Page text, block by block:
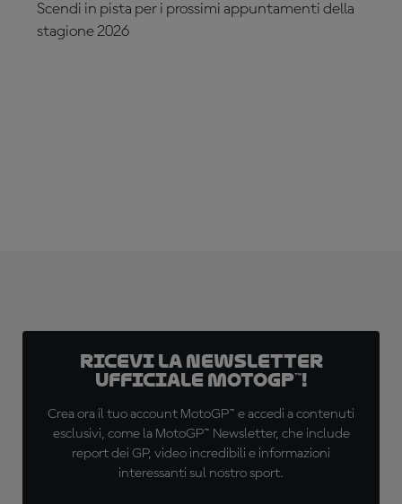
Scendi in pista per i prossimi appuntamenti della
stagione 2026
Ricevi la newsletter
ufficiale MotoGP™!
Crea ora il tuo account MotoGP™ e accedi a contenuti
esclusivi, come la MotoGP™ Newsletter, che include
report dei GP, video incredibili e informazioni
interessanti sul nostro sport.